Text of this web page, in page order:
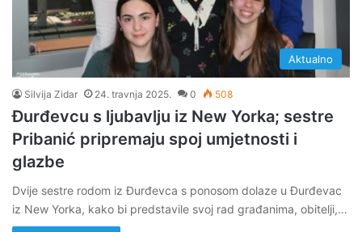
Aktualno
Silvija Zidar 24. travnja 2025. 0 508
Đurđevcu s ljubavlju iz New Yorka; sestre
Pribanić pripremaju spoj umjetnosti i
glazbe
Dvije sestre rodom iz Đurđevca s ponosom dolaze u Đurđevac
iz New Yorka, kako bi predstavile svoj rad građanima, obitelji,…